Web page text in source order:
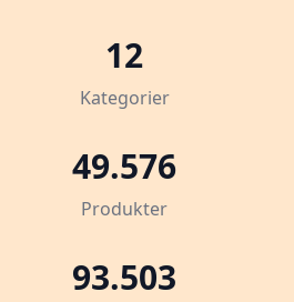
12
Kategorier
49.576
Produkter
93.503